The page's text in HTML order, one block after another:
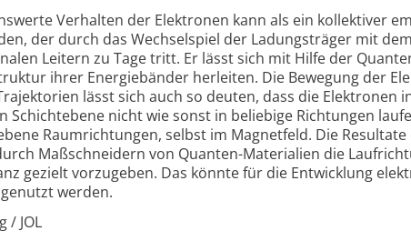
Verhalten der Elektronen kann als ein kollektiver
der durch das Wechselspiel der Ladungsträger mit
Leitern zu Tage tritt. Er lässt sich mit Hilfe der
ihrer Energiebänder herleiten. Die Bewegung der
lässt sich auch so deuten, dass die Elektronen
Schichtebene nicht wie sonst in beliebige Richtungen
Raumrichtungen, selbst im Magnetfeld. Die
Maßschneidern von Quanten-Materialien die
gezielt vorzugeben. Das könnte für die Entwicklung
werden.
/ JOL